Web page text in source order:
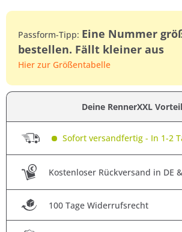
Passform-Tipp: Eine Nummer
bestellen. Fällt kleiner aus
Hier zur Größentabelle
Deine RennerXXL
Sofort versandfertig - In 1-2
Kostenloser Rückversand in DE
100 Tage Widerrufsrecht